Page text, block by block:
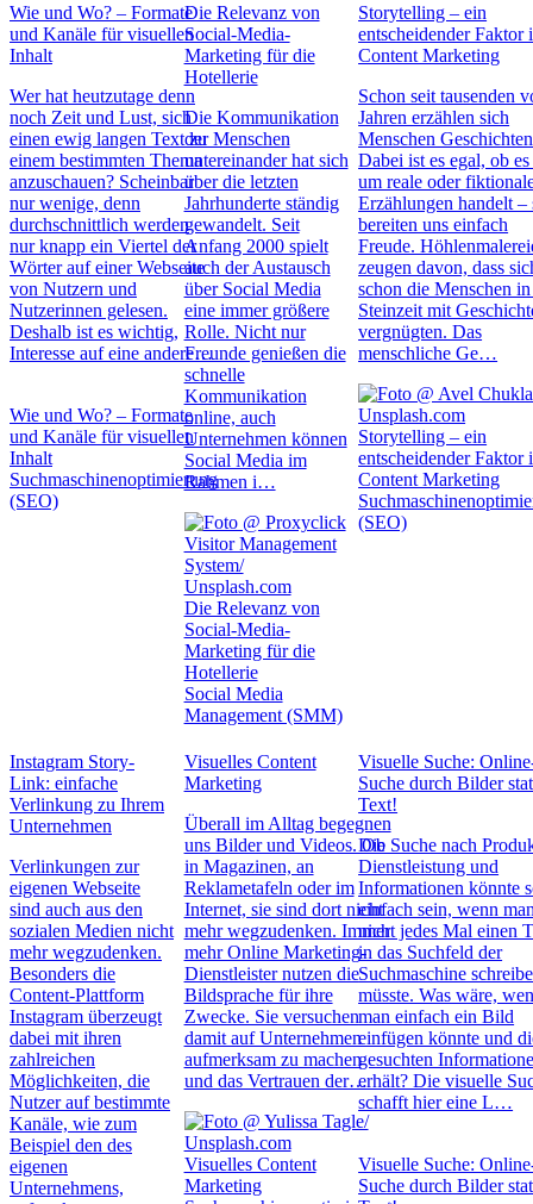
Wie und Wo? – Formate
und Kanäle für visuellen
Inhalt
Wer hat heutzutage denn
noch Zeit und Lust, sich
einen ewig langen Text zu
einem bestimmten Thema
anzuschauen? Scheinbar
nur wenige, denn
durchschnittlich werden
nur knapp ein Viertel der
Wörter auf einer Webseite
von Nutzern und
Nutzerinnen gelesen.
Deshalb ist es wichtig,
Interesse auf eine andere…
Wie und Wo? – Formate
und Kanäle für visuellen
Inhalt
Suchmaschinenoptimierung
(SEO)
Die Relevanz von
Social-Media-
Marketing für die
Hotellerie
Die Kommunikation
der Menschen
untereinander hat sich
über die letzten
Jahrhunderte ständig
gewandelt. Seit
Anfang 2000 spielt
auch der Austausch
über Social Media
eine immer größere
Rolle. Nicht nur
Freunde genießen die
schnelle
Kommunikation
online, auch
Unternehmen können
Social Media im
Rahmen i…
Die Relevanz von
Social-Media-
Marketing für die
Hotellerie
Social Media
Management (SMM)
Storytelling – ein
entscheidender Faktor
Content Marketing
Schon seit tausenden
Jahren erzählen sich
Menschen
Dabei ist es egal, ob
um reale oder
Erzählungen handelt –
bereiten uns einfach
Freude.
zeugen davon, dass
schon die Menschen
Steinzeit mit
vergnügten. Das
menschliche Ge…
Storytelling – ein
entscheidender Faktor
Content Marketing
(SEO)
Instagram Story-
Link: einfache
Verlinkung zu Ihrem
Unternehmen
Verlinkungen zur
eigenen Webseite
sind auch aus den
sozialen Medien nicht
mehr wegzudenken.
Besonders die
Content-Plattform
Instagram überzeugt
dabei mit ihren
zahlreichen
Möglichkeiten, die
Nutzer auf bestimmte
Kanäle, wie zum
Beispiel den des
eigenen
Unternehmens,
Visuelles Content
Marketing
Überall im Alltag begegnen
uns Bilder und Videos. Ob
in Magazinen, an
Reklametafeln oder im
Internet, sie sind dort nicht
mehr wegzudenken. Immer
mehr Online Marketing-
Dienstleister nutzen die
Bildsprache für ihre
Zwecke. Sie versuchen
damit auf Unternehmen
aufmerksam zu machen
und das Vertrauen der…
Visuelles Content
Marketing
Visuelle Suche:
Suche durch Bilder
Text!
Die Suche nach
Dienstleistung und
Informationen könnte
einfach sein, wenn
nicht jedes Mal einen
in das Suchfeld der
Suchmaschine
müsste. Was wäre,
man einfach ein Bild
einfügen könnte und
gesuchten
erhält? Die visuelle
schafft hier eine L…
Visuelle Suche:
Suche durch Bilder